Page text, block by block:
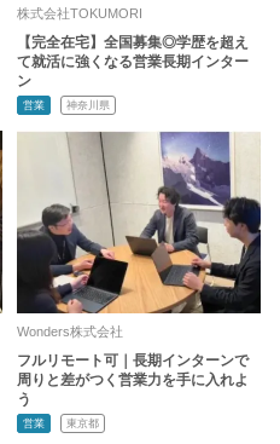
株式会社TOKUMORI
【完全在宅】全国募集◎学歴を超え
て就活に強くなる営業長期インター
ン
営業 神奈川県
Wonders株式会社
フルリモート可｜長期インターンで
周りと差がつく営業力を手に入れよ
う
営業 東京都